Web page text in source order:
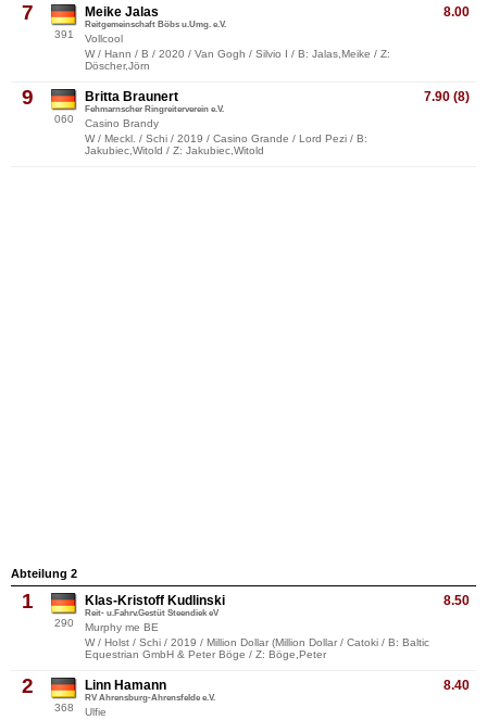
7
391
8.00
Meike Jalas
Reitgemeinschaft Böbs u.Umg. e.V.
Vollcool
W / Hann / B / 2020 / Van Gogh / Silvio I / B: Jalas,Meike / Z:
Döscher,Jörn
9
060
7.90 (8)
Britta Braunert
Fehmarnscher Ringreiterverein e.V.
Casino Brandy
W / Meckl. / Schi / 2019 / Casino Grande / Lord Pezi / B:
Jakubiec,Witold / Z: Jakubiec,Witold
Abteilung 2
1
290
8.50
Klas-Kristoff Kudlinski
Reit- u.Fahrv.Gestüt Steendiek eV
Murphy me BE
W / Holst / Schi / 2019 / Million Dollar (Million Dollar / Catoki / B: Baltic
Equestrian GmbH & Peter Böge / Z: Böge,Peter
2
368
8.40
Linn Hamann
RV Ahrensburg-Ahrensfelde e.V.
Ulfie